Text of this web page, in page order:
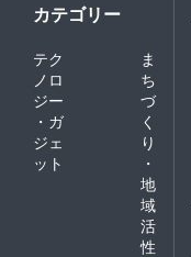
カテゴリー
テク
ノロ
ジー
・ガ
ジェ
ット
ま
ち
づ
く
り
・
地
域
活
性